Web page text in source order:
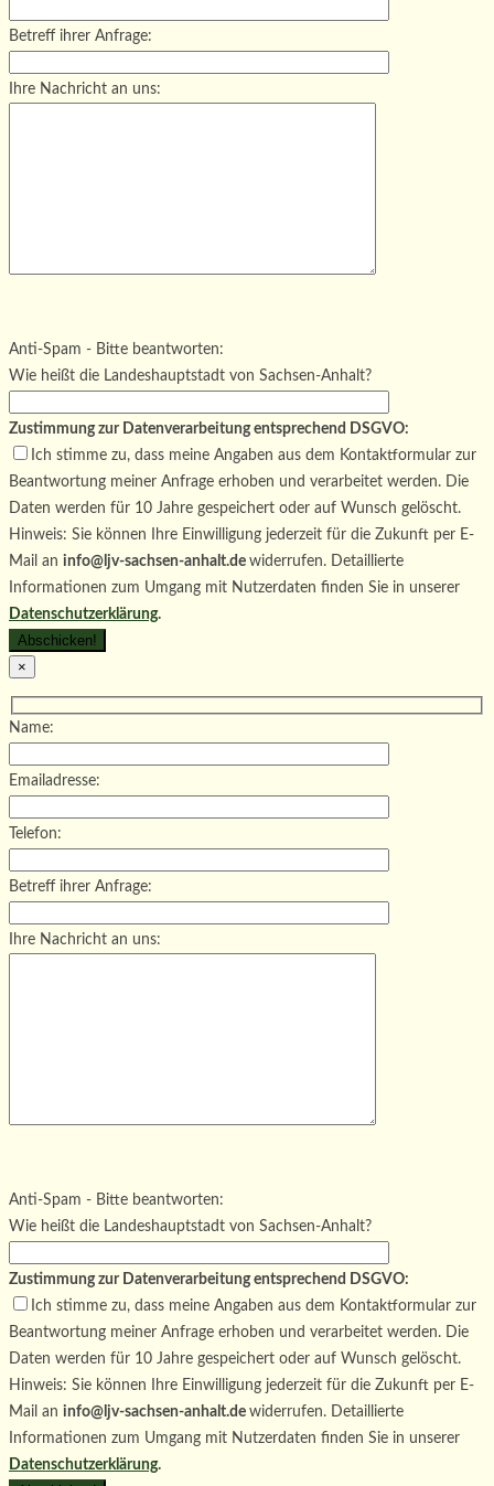
Betreff ihrer Anfrage:
Ihre Nachricht an uns:
Bitte lasse dieses Feld leer.
Anti-Spam - Bitte beantworten:
Wie heißt die Landeshauptstadt von Sachsen-Anhalt?
Zustimmung zur Datenverarbeitung entsprechend DSGVO:
Ich stimme zu, dass meine Angaben aus dem Kontaktformular zur
Beantwortung meiner Anfrage erhoben und verarbeitet werden. Die
Daten werden für 10 Jahre gespeichert oder auf Wunsch gelöscht.
Hinweis: Sie können Ihre Einwilligung jederzeit für die Zukunft per E-
Mail an info@ljv-sachsen-anhalt.de widerrufen. Detaillierte
Informationen zum Umgang mit Nutzerdaten finden Sie in unserer
Datenschutzerklärung.
×
Name:
Emailadresse:
Telefon:
Betreff ihrer Anfrage:
Ihre Nachricht an uns:
Bitte lasse dieses Feld leer.
Anti-Spam - Bitte beantworten:
Wie heißt die Landeshauptstadt von Sachsen-Anhalt?
Zustimmung zur Datenverarbeitung entsprechend DSGVO:
Ich stimme zu, dass meine Angaben aus dem Kontaktformular zur
Beantwortung meiner Anfrage erhoben und verarbeitet werden. Die
Daten werden für 10 Jahre gespeichert oder auf Wunsch gelöscht.
Hinweis: Sie können Ihre Einwilligung jederzeit für die Zukunft per E-
Mail an info@ljv-sachsen-anhalt.de widerrufen. Detaillierte
Informationen zum Umgang mit Nutzerdaten finden Sie in unserer
Datenschutzerklärung.